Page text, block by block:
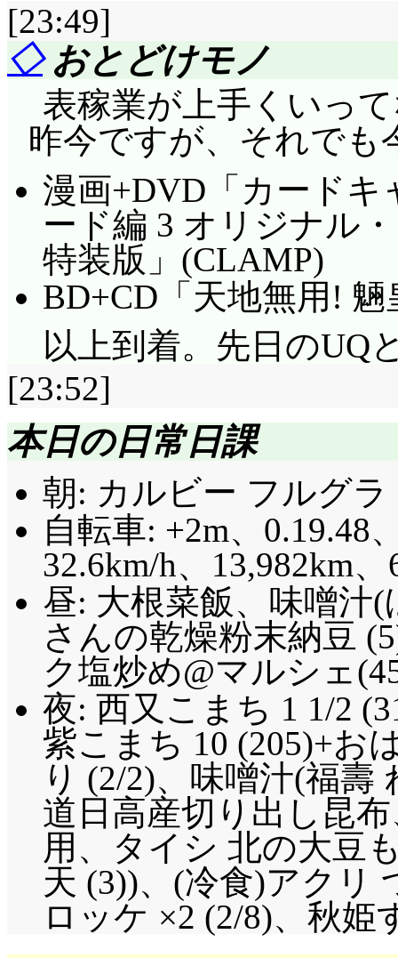
[23:49]
◇おとどけモノ
表稼業が上手くいっ
昨今ですが、それでも
漫画+DVD「カード
ード編 3 オリジナル
特装版」(CLAMP)
BD+CD「天地無用!
以上到着。先日のUQ
[23:52]
本日の日常日課
朝: カルビー フルグラ
自転車: +2m、0.19.48
32.6km/h、13,982km、
昼: 大根菜飯、味噌汁
さんの乾燥粉末納豆
ク塩炒め@マルシェ
夜: 西又こまち 1 1/2
紫こまち 10 (205)+お
り (2/2)、味噌汁(福壽
道日高産切り出し昆
用、タイシ 北の大豆
天 (3))、(冷食)アクリ
ロッケ ×2 (2/8)、秋姫